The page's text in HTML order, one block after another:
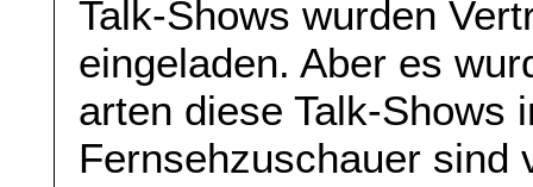
Talk-Shows wurden
eingeladen. Aber es
arten diese Talk-Shows
Fernsehzuschauer sind